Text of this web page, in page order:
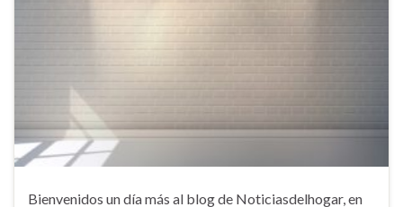
Bienvenidos un día más al blog de Noticiasdelhogar, en